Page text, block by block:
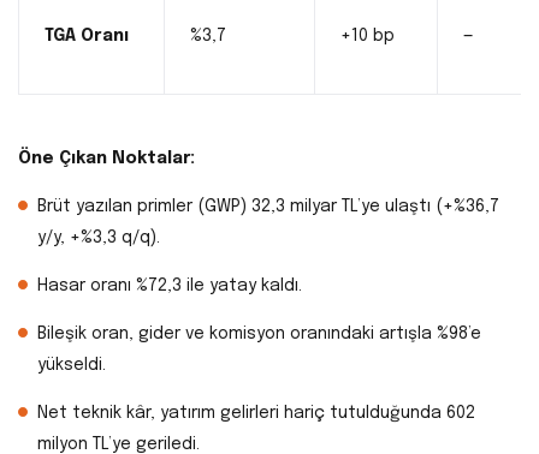
TGA Oranı %3,7 +10 bp —
Öne Çıkan Noktalar:
Brüt yazılan primler (GWP) 32,3 milyar TL’ye ulaştı (+%36,7
y/y, +%3,3 q/q).
Hasar oranı %72,3 ile yatay kaldı.
Bileşik oran, gider ve komisyon oranındaki artışla %98’e
yükseldi.
Net teknik kâr, yatırım gelirleri hariç tutulduğunda 602
milyon TL’ye geriledi.